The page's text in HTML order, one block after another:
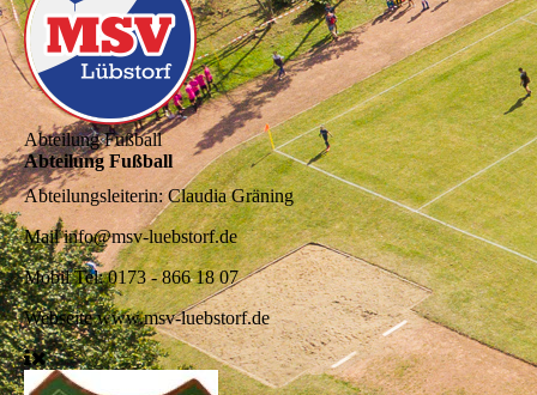
Abteilung Fußball
Abteilung Fußball
Abteilungsleiterin:Claudia Gräning
Mailinfo@msv-luebstorf.de
MobilTel: 0173 - 866 18 07
Webseitewww.msv-luebstorf.de